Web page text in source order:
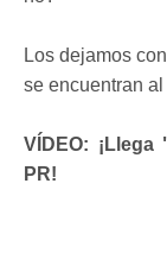
Los dejamos
se encuentran al
VÍDEO:
PR!